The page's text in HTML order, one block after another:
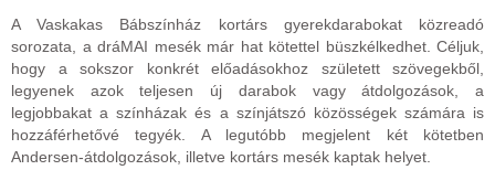
A Vaskakas Bábszínház kortárs gyerekdarabokat közreadó
sorozata, a dráMAI mesék már hat kötettel büszkélkedhet. Céljuk,
hogy a sokszor konkrét előadásokhoz született szövegekből,
legyenek azok teljesen új darabok vagy átdolgozások, a
legjobbakat a színházak és a színjátszó közösségek számára is
hozzáférhetővé tegyék. A legutóbb megjelent két kötetben
Andersen-átdolgozások, illetve kortárs mesék kaptak helyet.